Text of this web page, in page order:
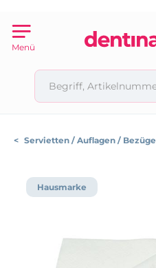
Menü
< Servietten / Auflagen / Bezüge
Hausmarke